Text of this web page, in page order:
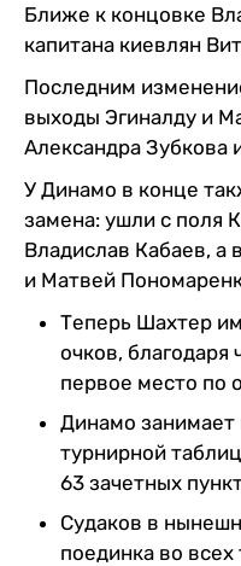
Ближе к концовке
капитана киевлян
Последним
выходы Эгиналду и
Александра Зубкова
У Динамо в конце
замена: ушли с поля
Владислав Кабаев, а
и Матвей
Теперь Шахтер
очков, благодаря
первое место по
Динамо занимает
турнирной
63 зачетных
Судаков в
поединка во всех